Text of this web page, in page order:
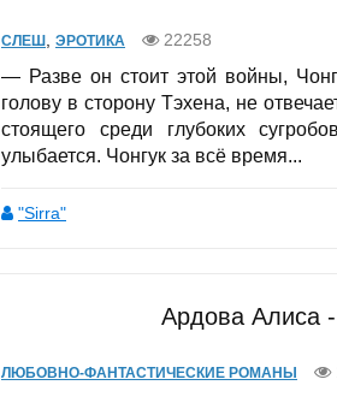
СЛЕШ ЭРОТИКА 22258
— Разве он стоит этой войны,
голову в сторону Тэхена, не
стоящего среди глубоких
улыбается. Чонгук за всё время...
"Sirra"
Ардова Алиса
ЛЮБОВНО-ФАНТАСТИЧЕСКИЕ РОМАНЫ